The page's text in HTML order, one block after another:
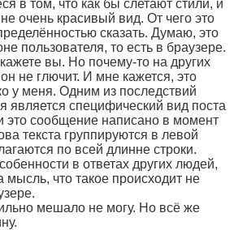
в том, что как бы слетают стили, и
очень красивый вид. От чего это
сказать. Думаю, это
пользователя, то есть в браузере.
вы. Но почему-то на других
не глючит. И мне кажется, это
у меня. Одним из последствий
является специфический вид поста
это сообщение написано в момент
текста группируются в левой
по всей длинне строки.
в ответах других людей,
мысль, что такое происходит не
мешало не могу. Но всё же